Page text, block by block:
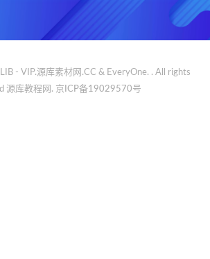
- VIP.源库素材网.CC & EveryOne. . All rights
源库教程网. 京ICP备19029570号